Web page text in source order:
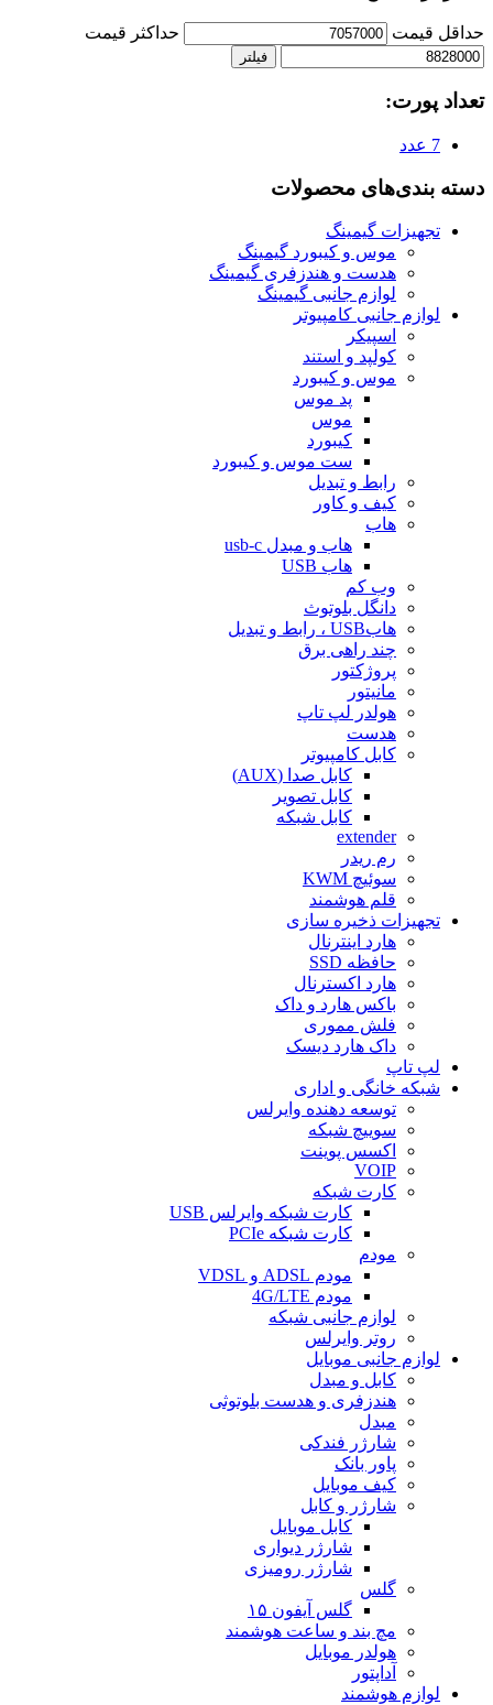
حداقل قیمت حداكثر قيمت
فیلتر
تعداد پورت:
7 عدد
دسته بندی‌های محصولات
تجهیزات گیمینگ
موس و کیبورد گیمینگ
هدست و هندزفری گیمینگ
لوازم جانبی گیمینگ
لوازم جانبی کامپیوتر
اسپیکر
کولپد و استند
موس و کیبورد
پد موس
موس
کیبورد
ست موس و کیبورد
رابط و تبدیل
کیف و کاور
هاب
هاب و مبدل usb-c
هاب USB
وب کم
دانگل بلوتوث
هابUSB ، رابط و تبدیل
چند راهی برق
پروژکتور
مانیتور
هولدر لپ تاپ
هدست
کابل کامپیوتر
کابل صدا (AUX)
کابل تصویر
کابل شبکه
extender
رم ریدر
سوئیچ KWM
قلم هوشمند
تجهیزات ذخیره سازی
هارد اینترنال
حافظه SSD
هارد اکسترنال
باکس هارد و داک
فلش مموری
داک هارد دیسک
لپ تاپ
شبکه خانگی و اداری
توسعه دهنده وایرلس
سوییچ شبکه
اکسس پوینت
VOIP
کارت شبکه
کارت شبکه وایرلس USB
کارت شبکه PCIe
مودم
مودم ADSL و VDSL
مودم 4G/LTE
لوازم جانبی شبکه
روتر وایرلس
لوازم جانبی موبایل
کابل و مبدل
هندزفری و هدست بلوتوثی
مبدل
شارژر فندکی
پاور بانک
کیف موبایل
شارژر و کابل
کابل موبایل
شارژر دیواری
شارژر رومیزی
گلس
گلس آیفون ۱۵
مچ بند و ساعت هوشمند
هولدر موبایل
آداپتور
لوازم هوشمند